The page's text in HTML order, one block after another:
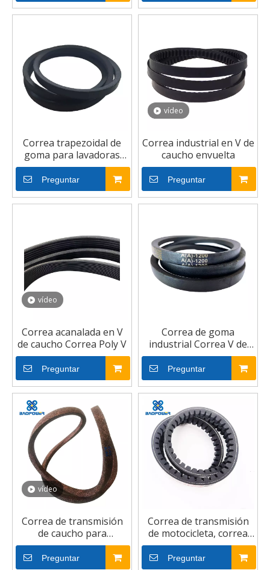
Correa trapezoidal de
goma para lavadoras
automáticas
Preguntar
vídeo
Correa industrial en V de
caucho envuelta
Preguntar
vídeo
Correa acanalada en V
de caucho Correa Poly V
Preguntar
Correa de goma
industrial Correa V de
transmisión de potencia
Preguntar
vídeo
Correa de transmisión
de caucho para
cortacésped con correa
en V
Preguntar
Correa de transmisión
de motocicleta, correa
en V, correa dentada
Preguntar